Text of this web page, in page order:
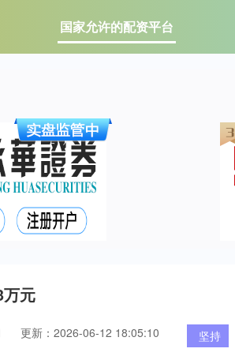
国家允许的配资平台
元
坚持
更新：2026-06-12 18:05:10